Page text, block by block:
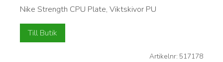
Nike Strength CPU Plate, Viktskivor PU
Till Butik
Artikelnr: 517178